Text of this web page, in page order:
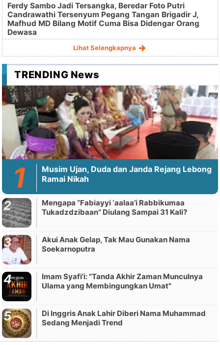
Ferdy Sambo Jadi Tersangka, Beredar Foto Putri
Candrawathi Tersenyum Pegang Tangan Brigadir J,
Mafhud MD Bilang Motif Cuma Bisa Didengar Orang
Dewasa
Lihat Selengkapnya
TRENDING News
Musim Ujan, Duda dan Janda Rejang Lebong
Ramai Nikah
Mengapa “Fabiayyi ‘aalaa’i Rabbikumaa
Tukadzdzibaan” Diulang Sampai 31 Kali?
Akui Anak Gelap, Tak Mau Gunakan Nama
Soekarnoputra
Imam Syafi'i: "Tanda Akhir Zaman Munculnya
Ulama yang Membingungkan Umat"
Di Inggris Anak Lahir Diberi Nama Muhammad
Sedang Menjadi Trend